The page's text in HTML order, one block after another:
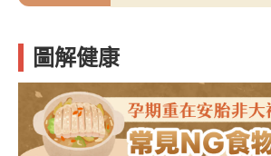
圖解健康